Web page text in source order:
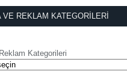
VE REKLAM KATEGORILERI
Kategorileri